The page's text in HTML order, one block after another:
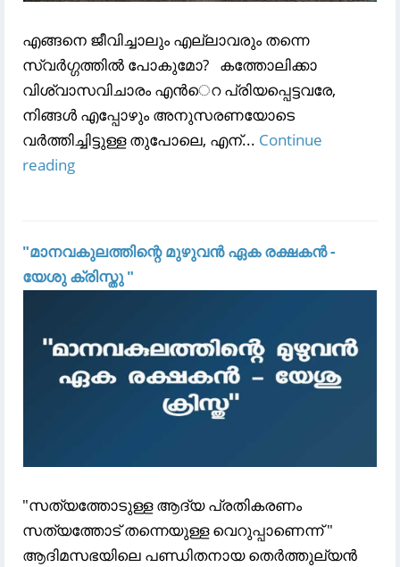
എങ്ങനെ ജീവിച്ചാലും എല്ലാവരും തന്നെ
സ്വർഗ്ഗത്തിൽ പോകുമോ? കത്തോലിക്കാ
വിശ്വാസവിചാരം എന്‍െറ പ്രിയപ്പെട്ടവരേ,
നിങ്ങള്‍ എപ്പോഴും അനുസരണയോടെ
വര്‍ത്തിച്ചിട്ടുള്ള തുപോലെ, എന്... Continue
reading
"മാനവകുലത്തിന്റെ മുഴുവൻ ഏക രക്ഷകൻ -
യേശു ക്രിസ്തു "
"സത്യത്തോടുള്ള ആദ്യ പ്രതികരണം
സത്യത്തോട് തന്നെയുള്ള വെറുപ്പാണെന്ന് "
ആദിമസഭയിലെ പണ്ഡിതനായ തെർത്തുല്യൻ